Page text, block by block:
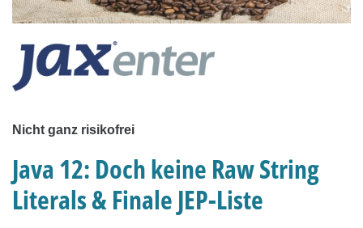
Nicht ganz risikofrei
Java 12: Doch keine Raw String
Literals & Finale JEP-Liste